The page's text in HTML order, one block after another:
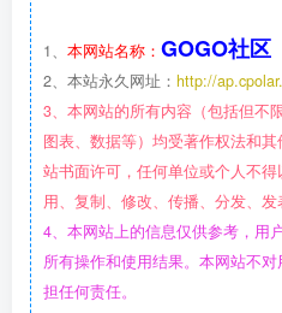
1、 本网站名称： GOGO社区
2、本站永久网址： http://
3、本网站的所有内容（包括但不
图表、数据等）均受著作权法和
站书面许可，任何单位或个人不
用、复制、修改、传播、分发、发
4、本网站上的信息仅供参考，用
所有操作和使用结果。本网站不
担任何责任。